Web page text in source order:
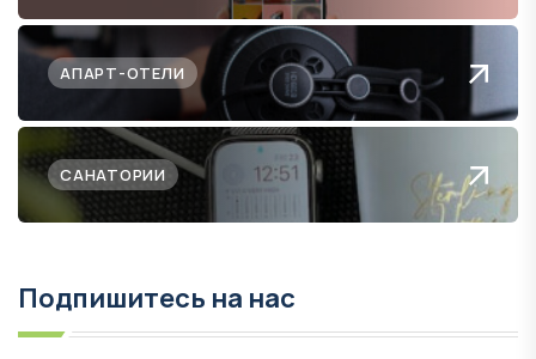
АПАРТ-ОТЕЛИ
САНАТОРИИ
Подпишитесь на нас